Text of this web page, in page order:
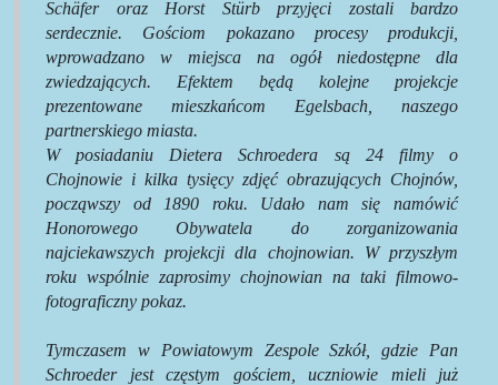
Schäfer oraz Horst Stürb przyjęci zostali bardzo
serdecznie. Gościom pokazano procesy produkcji,
wprowadzano w miejsca na ogół niedostępne dla
zwiedzających. Efektem będą kolejne projekcje
prezentowane mieszkańcom Egelsbach, naszego
partnerskiego miasta.
W posiadaniu Dietera Schroedera są 24 filmy o
Chojnowie i kilka tysięcy zdjęć obrazujących Chojnów,
począwszy od 1890 roku. Udało nam się namówić
Honorowego Obywatela do zorganizowania
najciekawszych projekcji dla chojnowian. W przyszłym
roku wspólnie zaprosimy chojnowian na taki filmowo-
fotograficzny pokaz.
Tymczasem w Powiatowym Zespole Szkół, gdzie Pan
Schroeder jest częstym gościem, uczniowie mieli już